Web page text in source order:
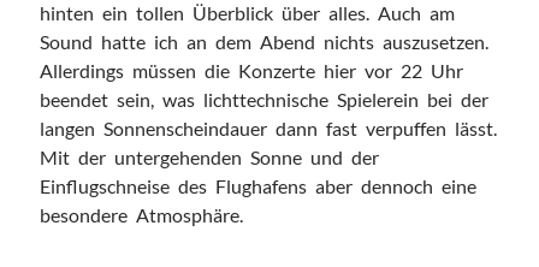
hinten ein tollen Überblick über alles. Auch am
Sound hatte ich an dem Abend nichts auszusetzen.
Allerdings müssen die Konzerte hier vor 22 Uhr
beendet sein, was lichttechnische Spielerein bei der
langen Sonnenscheindauer dann fast verpuffen lässt.
Mit der untergehenden Sonne und der
Einflugschneise des Flughafens aber dennoch eine
besondere Atmosphäre.